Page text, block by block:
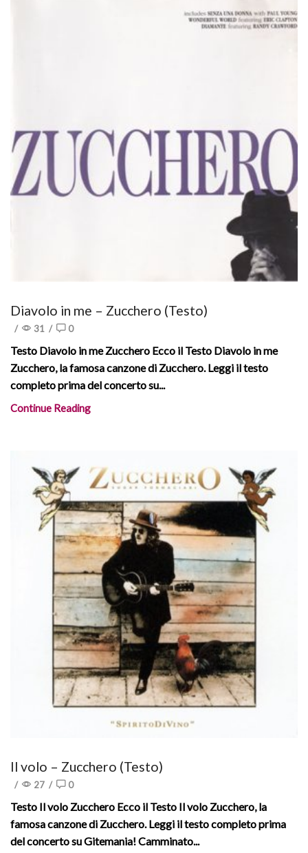
Diavolo in me – Zucchero (Testo)
/ 31 / 0
Testo Diavolo in me Zucchero Ecco il Testo Diavolo in me
Zucchero, la famosa canzone di Zucchero. Leggi il testo
completo prima del concerto su...
Continue Reading
Il volo – Zucchero (Testo)
/ 27 / 0
Testo Il volo Zucchero Ecco il Testo Il volo Zucchero, la
famosa canzone di Zucchero. Leggi il testo completo prima
del concerto su Gitemania! Camminato...